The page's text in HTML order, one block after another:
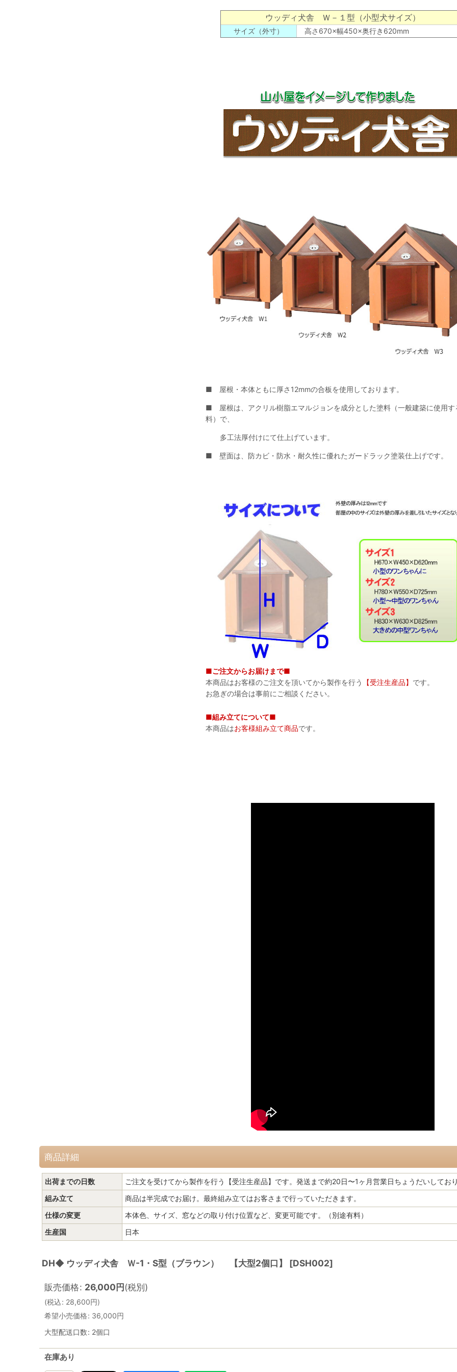
ウッディ犬舎 Ｗ－１型（小型犬サイズ）
サイズ（外寸） 高さ670×幅450×奥行き620mm
■ 屋根・本体ともに厚さ 12mmの合板を使用しております。
■ 屋根は、アクリル樹脂エマルジョンを成分とした塗料（一般建築に使用す
料）で、
多工法厚付けにて仕上げています。
■ 壁面は、防カビ・防水・耐久性に優れたガードラック塗装仕上げです。
■ご注文からお届けまで■
本商品はお客様のご注文を頂いてから製作を行う
【受注生産品】 です。
お急ぎの場合は事前にご相談ください。
■組み立てについて■
本商品はお客様組み立て商品です。
商品詳細
出荷までの日数
ご注文を受けてから製作を行う【受注生産品】です。発送まで約20日〜1ヶ月営業日ちょうだいしてお
組み立て
商品は半完成でお届け。最終組み立てはお客さまで行っていただきます。
仕様の変更
本体色、サイズ、窓などの取り付け位置など、変更可能です。（別途有料）
生産国
日本
DH◆ ウッディ犬舎 Ｗ-1・S型（ブラウン） 【大型2個口】 [DSH002]
販売価格: 26,000円(税別)
(税込: 28,600円)
希望小売価格: 36,000円
大型配送口数: 2個口
在庫あり